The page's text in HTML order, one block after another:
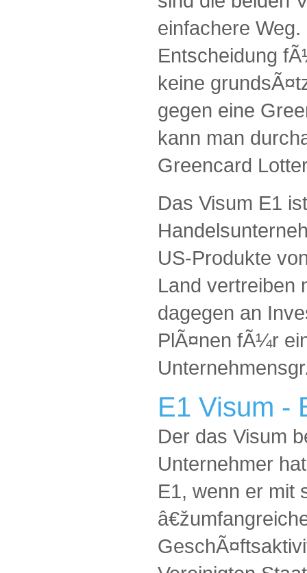
einfachere
Entscheidung
keine
gegen eine
kann man
Greencard
Das Visum E1
US-Produkte
Land vertreiben
dagegen an
PlÃ¤nen fÃ¼r
E1 Visum -
Der das Visum
Unternehmer
E1, wenn er mit